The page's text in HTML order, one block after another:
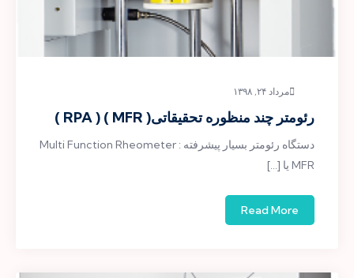
مرداد ۲۴, ۱۳۹۸
رئومتر چند منظوره تحقیقاتی( MFR ) ( RPA )
دستگاه رئومتر بسیار پیشرفته Multi Function Rheometer :
MFR یا […]
Read More